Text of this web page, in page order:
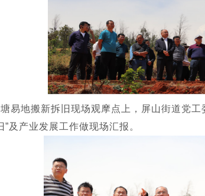
易地搬新拆旧现场观摩点上，屏山街道党
”及产业发展工作做现场汇报。